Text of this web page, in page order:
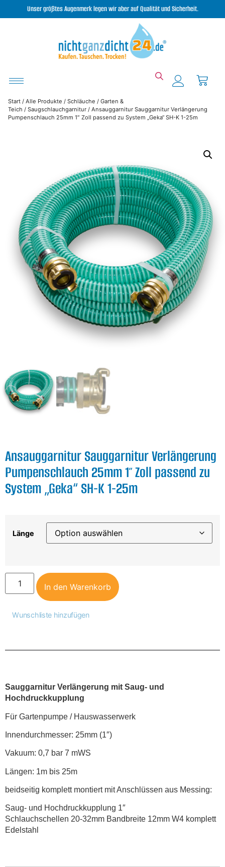
Unser größtes Augenmerk legen wir aber auf Qualität und Sicherheit.
Start / Alle Produkte / Schläuche / Garten &
Teich / Saugschlauchgarnitur / Ansauggarnitur Sauggarnitur Verlängerung
Pumpenschlauch 25mm 1″ Zoll passend zu System „Geka“ SH-K 1-25m
Ansauggarnitur Sauggarnitur Verlängerung
Pumpenschlauch 25mm 1″ Zoll passend zu
System „Geka“ SH-K 1-25m
Länge
In den Warenkorb
Wunschliste hinzufügen
Sauggarnitur Verlängerung mit Saug- und
Hochdruckkupplung
Für Gartenpumpe / Hauswasserwerk
Innendurchmesser: 25mm (1″)
Vakuum: 0,7 bar 7 mWS
Längen: 1m bis 25m
beidseitig komplett montiert mit Anschlüssen aus Messing:
Saug- und Hochdruckkupplung 1″
Schlauchschellen 20-32mm Bandbreite 12mm W4 komplett
Edelstahl